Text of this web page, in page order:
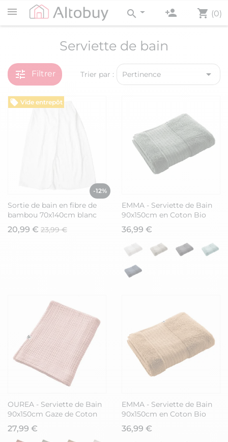
shopping_cart (0)
person_add
search
Serviette de bain
tune Filtrer Trier par : Pertinence 
Vide entrepôt
-12%
Sortie de bain en fibre de
bambou 70x140cm blanc
20,99 € 23,99 €
EMMA - Serviette de Bain
90x150cm en Coton Bio
Coloris Romarin
36,99 €
OUREA - Serviette de Bain
90x150cm Gaze de Coton
Rose pêche
27,99 €
EMMA - Serviette de Bain
90x150cm en Coton Bio
Coloris Camel
36,99 €